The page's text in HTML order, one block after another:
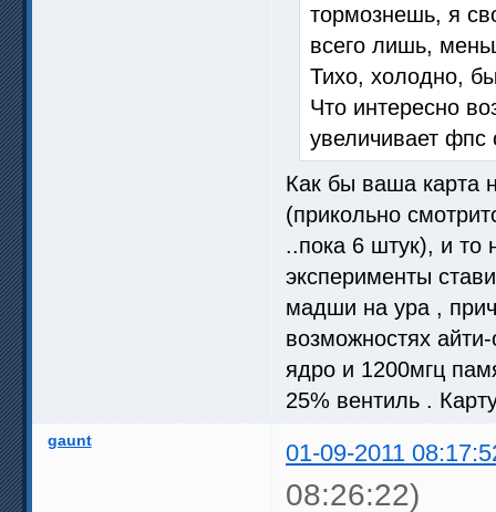
тормознешь, я
всего лишь,
Тихо, холодно,
Что интересно
увеличивает
Как бы ваша карта
(прикольно
..пока 6 штук), и то
эксперименты
мадши на ура ,
возможностях
ядро и 1200мгц
25% вентиль .
gaunt 01-09-2011
08:26:22)